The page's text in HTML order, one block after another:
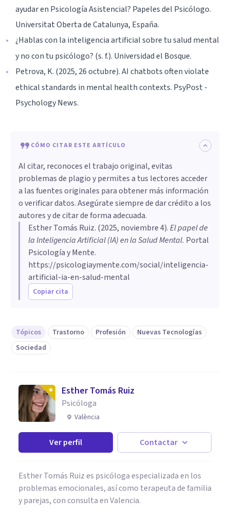
ayudar en Psicología Asistencial? Papeles del Psicólogo.
Universitat Oberta de Catalunya, España.
¿Hablas con la inteligencia artificial sobre tu salud mental
y no con tu psicólogo? (s. f.). Universidad el Bosque.
Petrova, K. (2025, 26 octubre). AI chatbots often violate
ethical standards in mental health contexts. PsyPost -
Psychology News.
CÓMO CITAR ESTE ARTÍCULO
Al citar, reconoces el trabajo original, evitas
problemas de plagio y permites a tus lectores acceder
a las fuentes originales para obtener más información
o verificar datos. Asegúrate siempre de dar crédito a los
autores y de citar de forma adecuada.
Esther Tomás Ruiz. (2025, noviembre 4).El papel de
la Inteligencia Artificial (IA) en la Salud Mental. Portal
Psicología y Mente.
https://psicologiaymente.com/social/inteligencia-
artificial-ia-en-salud-mental
Copiar cita
Tópicos Trastorno Profesión
Nuevas Tecnologías
Sociedad
Esther Tomás Ruiz
Psicóloga
València
Ver perfil Contactar
Esther Tomás Ruiz es psicóloga especializada en los
problemas emocionales, así como terapeuta de familia
y parejas, con consulta en Valencia.